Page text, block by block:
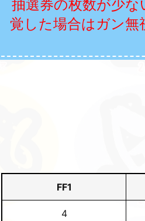
抽選券の枚数が少な
覚した場合はガン
FF1
4